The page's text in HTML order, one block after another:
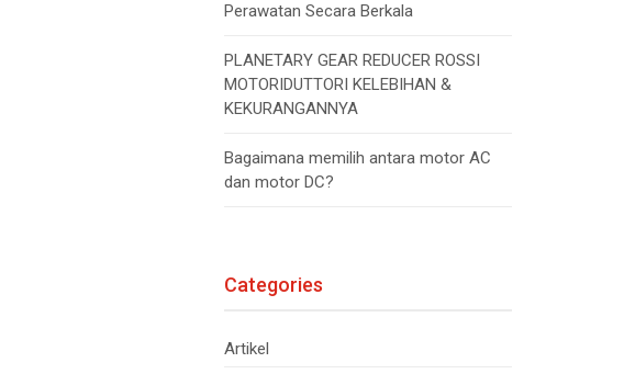
Perawatan Secara Berkala
PLANETARY GEAR REDUCER ROSSI
MOTORIDUTTORI KELEBIHAN &
KEKURANGANNYA
Bagaimana memilih antara motor AC
dan motor DC?
Categories
Artikel